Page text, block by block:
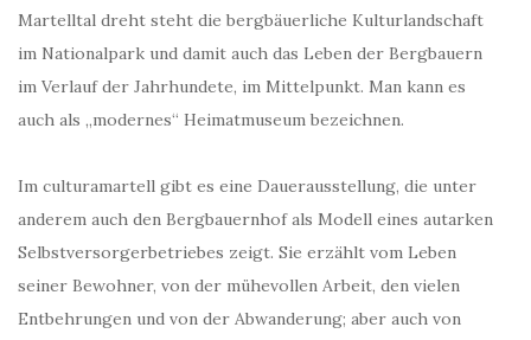
Martelltal dreht steht die bergbäuerliche Kulturlandschaft
im Nationalpark und damit auch das Leben der Bergbauern
im Verlauf der Jahrhundete, im Mittelpunkt. Man kann es
auch als „modernes“ Heimatmuseum bezeichnen.
Im culturamartell gibt es eine Dauerausstellung, die unter
anderem auch den Bergbauernhof als Modell eines autarken
Selbstversorgerbetriebes zeigt. Sie erzählt vom Leben
seiner Bewohner, von der mühevollen Arbeit, den vielen
Entbehrungen und von der Abwanderung; aber auch von